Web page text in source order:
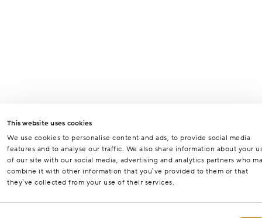
This website uses cookies
We use cookies to personalise content and ads, to provide social media
features and to analyse our traffic. We also share information about your
of our site with our social media, advertising and analytics partners who
combine it with other information that you’ve provided to them or that
they’ve collected from your use of their services.